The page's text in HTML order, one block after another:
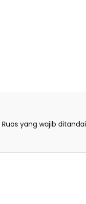
Ruas yang wajib ditandai